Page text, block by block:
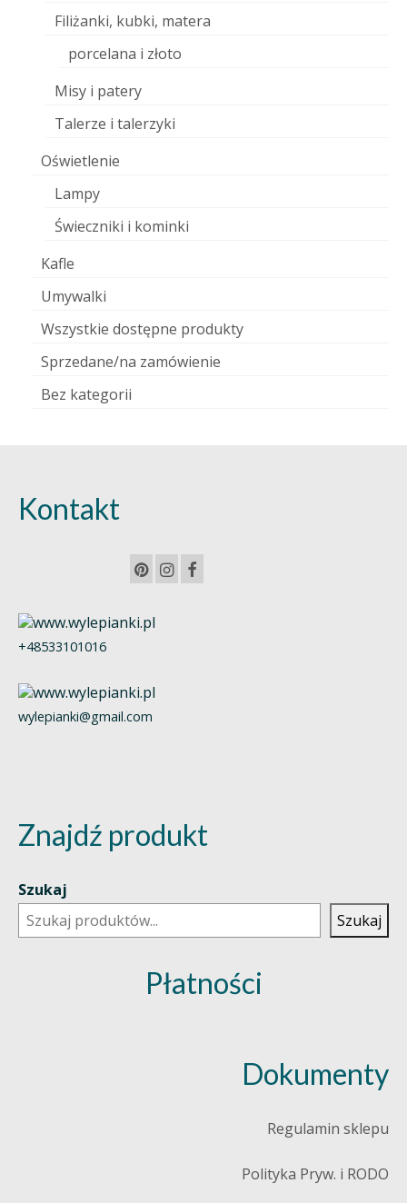
Filiżanki, kubki, matera
porcelana i złoto
Misy i patery
Talerze i talerzyki
Oświetlenie
Lampy
Świeczniki i kominki
Kafle
Umywalki
Wszystkie dostępne produkty
Sprzedane/na zamówienie
Bez kategorii
Kontakt
+48533101016
wylepianki@gmail.com
Znajdź produkt
Szukaj
Szukaj
Płatności
Dokumenty
Regulamin sklepu
Polityka Pryw. i RODO